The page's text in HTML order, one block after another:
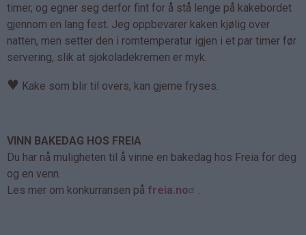
timer, og egner seg derfor fint for å stå lenge på kakebordet
gjennom en lang fest. Jeg oppbevarer kaken kjølig over
natten, men setter den i romtemperatur igjen i et par timer før
servering, slik at sjokoladekremen er myk.
♥ Kake som blir til overs, kan gjerne fryses.
VINN BAKEDAG HOS FREIA
Du har nå muligheten til å vinne en bakedag hos Freia for deg
og en venn.
Les mer om konkurransen på freia.no .